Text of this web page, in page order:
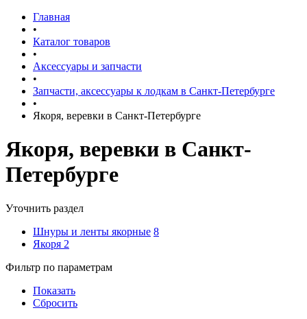
Главная
•
Каталог товаров
•
Аксессуары и запчасти
•
Запчасти, аксессуары к лодкам в Санкт-Петербурге
•
Якоря, веревки в Санкт-Петербурге
Якоря, веревки в Санкт-
Петербурге
Уточнить раздел
Шнуры и ленты якорные 8
Якоря 2
Фильтр по параметрам
Показать
Сбросить